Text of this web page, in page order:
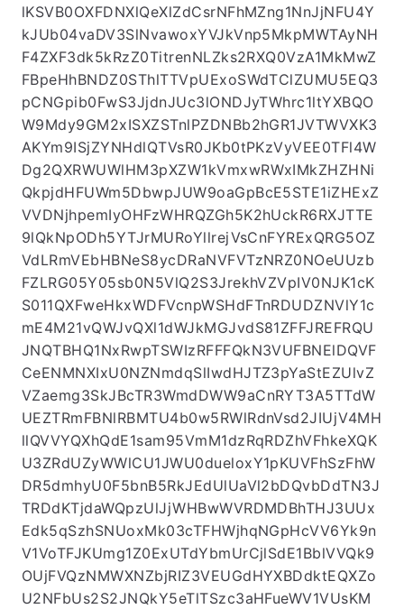
lKSVB0OXFDNXlQeXlZdCsrNFhMZng1NnJjNFU4Y
kJUb04vaDV3SlNvawoxYVJkVnp5MkpMWTAyNH
F4ZXF3dk5kRzZ0TitrenNLZks2RXQ0VzA1MkMwZ
FBpeHhBNDZ0SThlTTVpUExoSWdTClZUMU5EQ3
pCNGpib0FwS3JjdnJUc3lONDJyTWhrc1ltYXBQO
W9Mdy9GM2xISXZSTnlPZDNBb2hGR1JVTWVXK3
AKYm9ISjZYNHdlQTVsR0JKb0tPKzVyVEE0TFl4W
Dg2QXRWUWlHM3pXZW1kVmxwRWxIMkZHZHNi
QkpjdHFUWm5DbwpJUW9oaGpBcE5STE1iZHExZ
VVDNjhpemIyOHFzWHRQZGh5K2hUckR6RXJTTE
9lQkNpODh5YTJrMURoYllrejVsCnFYRExQRG5OZ
VdLRmVEbHBNeS8ycDRaNVFVTzNRZ0NOeUUzb
FZLRG05Y05sb0N5VlQ2S3JrekhVZVpIV0NJK1cK
S011QXFweHkxWDFVcnpWSHdFTnRDUDZNVlY1c
mE4M21vQWJvQXl1dWJkMGJvdS81ZFFJREFRQU
JNQTBHQ1NxRwpTSWIzRFFFQkN3VUFBNElDQVF
CeENMNXIxU0NZNmdqSlIwdHJTZ3pYaStEZUlvZ
VZaemg3SkJBcTR3WmdDWW9aCnRYT3A5TTdW
UEZTRmFBNlRBMTU4b0w5RWlRdnVsd2JIUjV4MH
llQVVYQXhQdE1sam95VmM1dzRqRDZhVFhkeXQK
U3ZRdUZyWWlCU1JWU0dueloxY1pKUVFhSzFhW
DR5dmhyU0F5bnB5RkJEdUlUaVl2bDQvbDdTN3J
TRDdKTjdaWQpzUlJjWHBwWVRDMDBhTHJ3UUx
Edk5qSzhSNUoxMk03cTFHWjhqNGpHcVV6Yk9n
V1VoTFJKUmg1Z0ExUTdYbmUrCjlSdE1BblVVQk9
OUjFVQzNMWXNZbjRIZ3VEUGdHYXBDdktEQXZo
U2NFbUs2S2JNQkY5eTlTSzc3aHFueWV1VUsKM